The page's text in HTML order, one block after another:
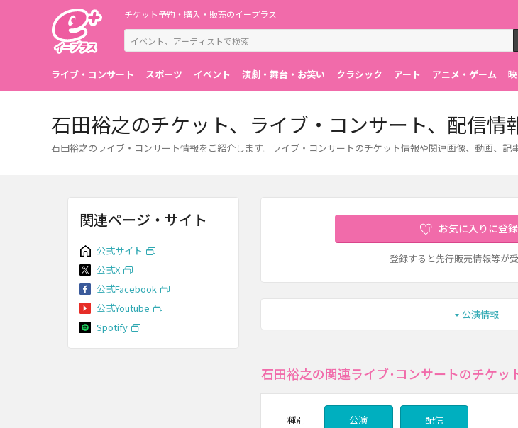
チケット予約・購入・販売のイープラス
ライブ・コンサート スポーツ イベント 演劇・舞台・お笑い クラシック アート アニメ・ゲーム
石田裕之のチケット、ライブ・コンサート、配信情
石田裕之のライブ・コンサート情報をご紹介します。ライブ・コンサートのチケット情報や関連画像、動画、記
お気に入りに登
登録すると先行販売情報等が
公演情報
石田裕之の関連ライブ･コンサートのチケッ
種別 公演 配信
関連ページ・サイト
公式サイト
公式X
公式Facebook
公式Youtube
Spotify